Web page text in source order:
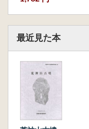
最近見た本